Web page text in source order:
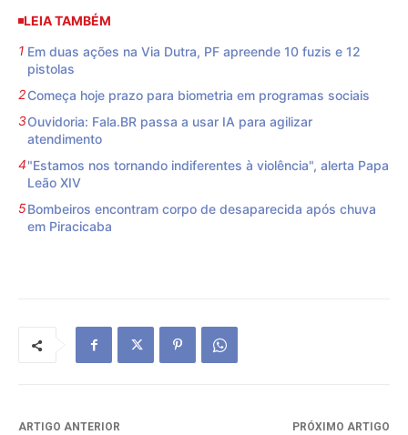
LEIA TAMBÉM
Em duas ações na Via Dutra, PF apreende 10 fuzis e 12
pistolas
Começa hoje prazo para biometria em programas sociais
Ouvidoria: Fala.BR passa a usar IA para agilizar
atendimento
"Estamos nos tornando indiferentes à violência", alerta Papa
Leão XIV
Bombeiros encontram corpo de desaparecida após chuva
em Piracicaba
ARTIGO ANTERIOR
PRÓXIMO ARTIGO